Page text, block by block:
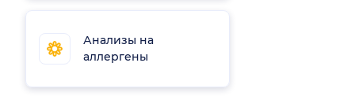
Анализы на
аллергены